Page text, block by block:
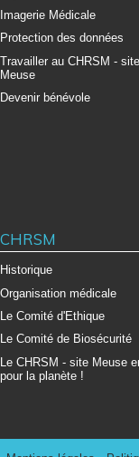
Imagerie Médicale
Protection des données
Travailler au CHRSM - site
Meuse
Devenir bénévole
CHRSM
Historique
Organisation médicale
Le Comité d'Ethique
Le Comité de Biosécurité
Le CHRSM - site Meuse
pour la planète !